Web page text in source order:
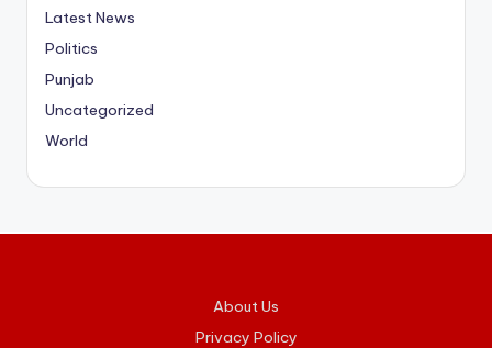
Latest News
Politics
Punjab
Uncategorized
World
About Us
Privacy Policy